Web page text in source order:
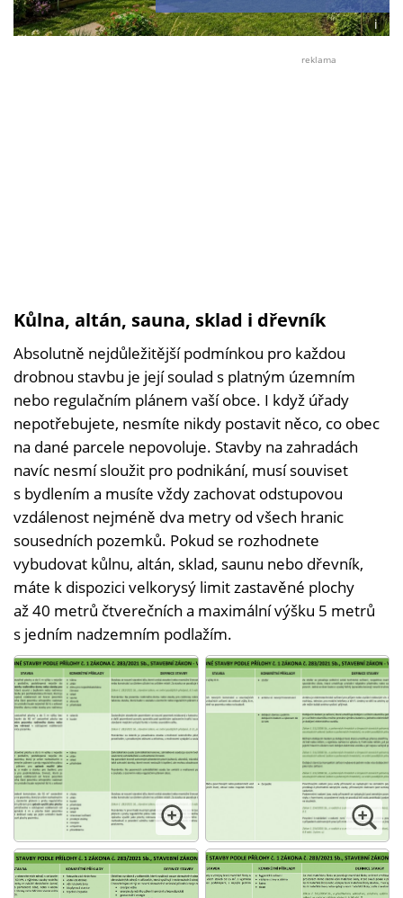
i
Foto:
reklama
Kůlna, altán, sauna, sklad i dřevník
Absolutně nejdůležitější podmínkou pro každou
drobnou stavbu je její soulad s platným územním
nebo regulačním plánem vaší obce. I když úřady
nepotřebujete, nesmíte nikdy postavit něco, co obec
na dané parcele nepovoluje. Stavby na zahradách
navíc nesmí sloužit pro podnikání, musí souviset
s bydlením a musíte vždy zachovat odstupovou
vzdálenost nejméně dva metry od všech hranic
sousedních pozemků. Pokud se rozhodnete
vybudovat kůlnu, altán, sklad, saunu nebo dřevník,
máte k dispozici velkorysý limit zastavěné plochy
až 40 metrů čtverečních a maximální výšku 5 metrů
s jedním nadzemním podlažím.